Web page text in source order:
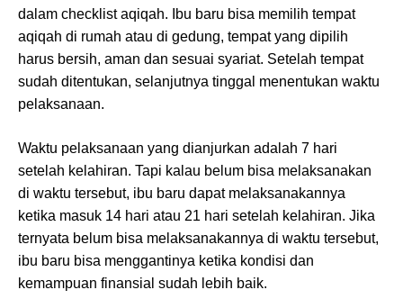
dalam checklist aqiqah. Ibu baru bisa memilih tempat
aqiqah di rumah atau di gedung, tempat yang dipilih
harus bersih, aman dan sesuai syariat. Setelah tempat
sudah ditentukan, selanjutnya tinggal menentukan waktu
pelaksanaan.
Waktu pelaksanaan yang dianjurkan adalah 7 hari
setelah kelahiran. Tapi kalau belum bisa melaksanakan
di waktu tersebut, ibu baru dapat melaksanakannya
ketika masuk 14 hari atau 21 hari setelah kelahiran. Jika
ternyata belum bisa melaksanakannya di waktu tersebut,
ibu baru bisa menggantinya ketika kondisi dan
kemampuan finansial sudah lebih baik.